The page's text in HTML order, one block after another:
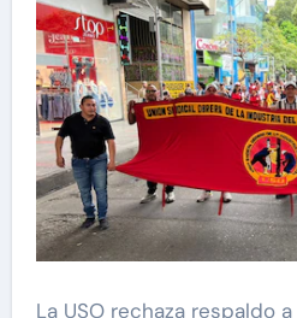
La USO rechaza respaldo